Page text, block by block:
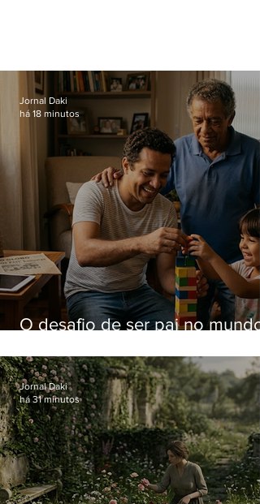
O desafio de ser pai no mundo
Jornal Daki
há 18 minutos
Jornal Daki
há 31 minutos